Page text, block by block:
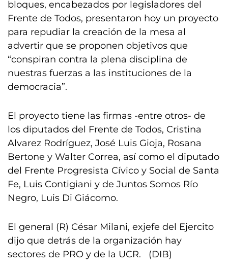
bloques, encabezados por legisladores del
Frente de Todos, presentaron hoy un proyecto
para repudiar la creación de la mesa al
advertir que se proponen objetivos que
“conspiran contra la plena disciplina de
nuestras fuerzas a las instituciones de la
democracia”.
El proyecto tiene las firmas -entre otros- de
los diputados del Frente de Todos, Cristina
Alvarez Rodríguez, José Luis Gioja, Rosana
Bertone y Walter Correa, así como el diputado
del Frente Progresista Cívico y Social de Santa
Fe, Luis Contigiani y de Juntos Somos Río
Negro, Luis Di Giácomo.
El general (R) César Milani, exjefe del Ejercito
dijo que detrás de la organización hay
sectores de PRO y de la UCR. (DIB)